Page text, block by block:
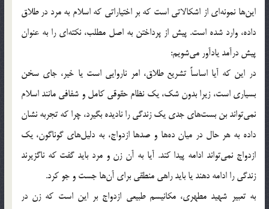
این‌ها نمونه‌ای از اشکالاتی است که بر اختیاراتی که اسلام به مرد در طلاق
داده، وارد شده است. پیش از پرداختن به اصل مطلب، نکته‌ای را به عنوان
پیش درآمد یادآور می‌شویم:
در این که آیا اساساً تشریع طلاق، امر ناروایی است یا خیر، جای سخن
بسیاری است، زیرا بدون شک، یک نظام حقوقی کامل و شفافی مانند اسلام
نمی‌تواند بن بست‌ها‌ی‌ جدی یک زندگی را نادیده بگیرد، چرا که تجربه نشان
داده به هر حال در میان ده‌ها و صدها ازدواج، به دلیل‌ها‌ی‌ گوناگون، یک
ازدواج نمی‌تواند ادامه پیدا کند. آیا به آن زن و مرد باید گفت که ناگزیرند
زندگی را ادامه دهند یا باید راهی منطقی برای آن‌ها جست و جو کرد.
به تعبیر شهید مطهری، مکانیسم طبیعی ازدواج بر این است که زن در